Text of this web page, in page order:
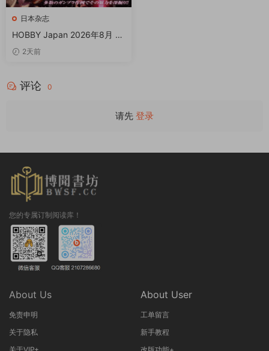
日本杂志
HOBBY Japan 2026年8月 P
DF 2天前
评论 0
请先 登录
您的专属订制阅读库！
About Us
免责申明
关于隐私
About User
工单留言
新手教程